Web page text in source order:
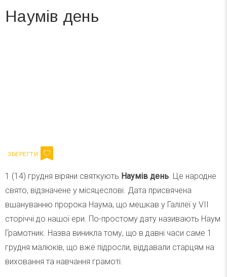
Наумів день
1 (14) грудня віряни святкують Наумів день. Це народне
свято, відзначене у місяцеслові. Дата присвячена
вшануванню пророка Наума, що мешкав у Галілеї у VII
сторіччі до нашої ери. По-простому дату називають Наум
Грамотник. Назва виникла тому, що в давні часи саме 1
грудня малюків, що вже підросли, віддавали старцям на
виховання та навчання грамоті.